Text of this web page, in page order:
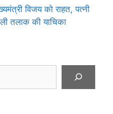
विजय को राहत, पत्नी
तलाक की याचिका